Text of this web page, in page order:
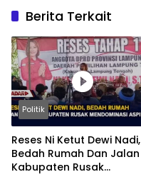
Berita Terkait
Politik
Reses Ni Ketut Dewi Nadi,
Bedah Rumah Dan Jalan
Kabupaten Rusak